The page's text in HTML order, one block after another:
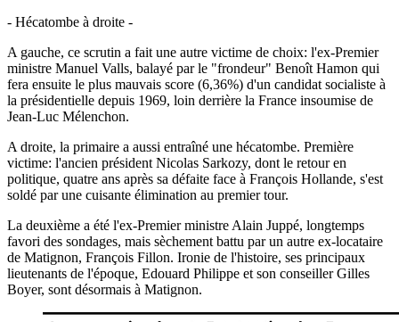
- Hécatombe à droite -
A gauche, ce scrutin a fait une autre victime de choix: l'ex-Premier
ministre Manuel Valls, balayé par le "frondeur" Benoît Hamon qui
fera ensuite le plus mauvais score (6,36%) d'un candidat socialiste à
la présidentielle depuis 1969, loin derrière la France insoumise de
Jean-Luc Mélenchon.
A droite, la primaire a aussi entraîné une hécatombe. Première
victime: l'ancien président Nicolas Sarkozy, dont le retour en
politique, quatre ans après sa défaite face à François Hollande, s'est
soldé par une cuisante élimination au premier tour.
La deuxième a été l'ex-Premier ministre Alain Juppé, longtemps
favori des sondages, mais sèchement battu par un autre ex-locataire
de Matignon, François Fillon. Ironie de l'histoire, ses principaux
lieutenants de l'époque, Edouard Philippe et son conseiller Gilles
Boyer, sont désormais à Matignon.